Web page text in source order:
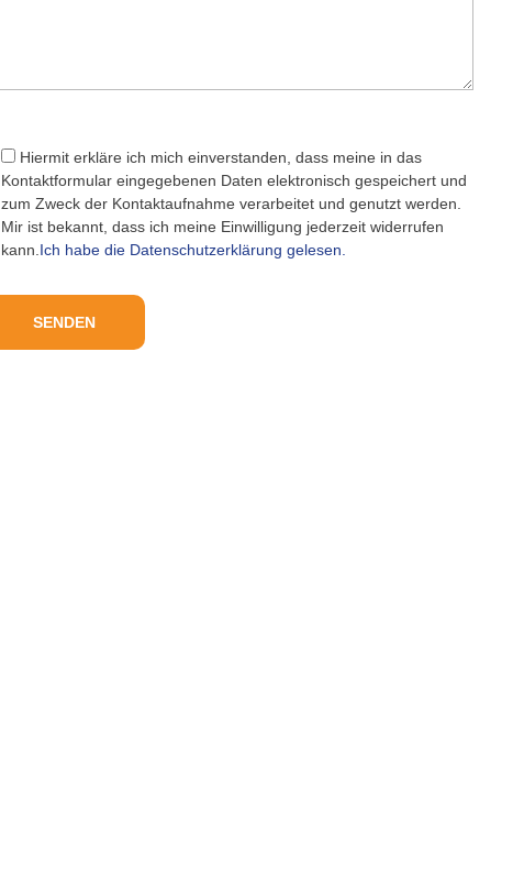
Hiermit erkläre ich mich einverstanden, dass meine in das
Kontaktformular eingegebenen Daten elektronisch gespeichert und
zum Zweck der Kontaktaufnahme verarbeitet und genutzt werden.
Mir ist bekannt, dass ich meine Einwilligung jederzeit widerrufen
kann. Ich habe die Datenschutzerklärung gelesen.